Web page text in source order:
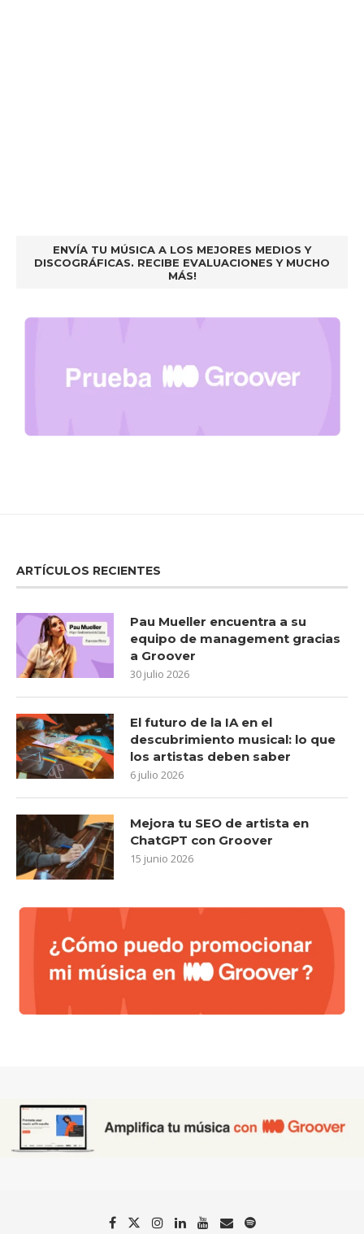
ENVÍA TU MÚSICA A LOS MEJORES MEDIOS Y
DISCOGRÁFICAS. RECIBE EVALUACIONES Y MUCHO
MÁS!
ARTÍCULOS RECIENTES
Pau Mueller encuentra a su
equipo de management gracias
a Groover
30 julio 2026
El futuro de la IA en el
descubrimiento musical: lo que
los artistas deben saber
6 julio 2026
Mejora tu SEO de artista en
ChatGPT con Groover
15 junio 2026